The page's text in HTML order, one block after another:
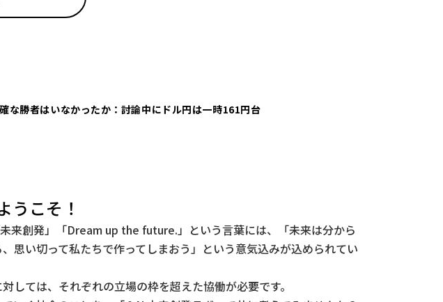
な勝者はいなかったか：討論中にドル円は一時161円台
うこそ！
来創発」「Dream up the future.」という言葉には、「未来は分から
思い切って私たちで作ってしまおう」という意気込みが込められてい
しては、それぞれの立場の枠を超えた協働が必要です。